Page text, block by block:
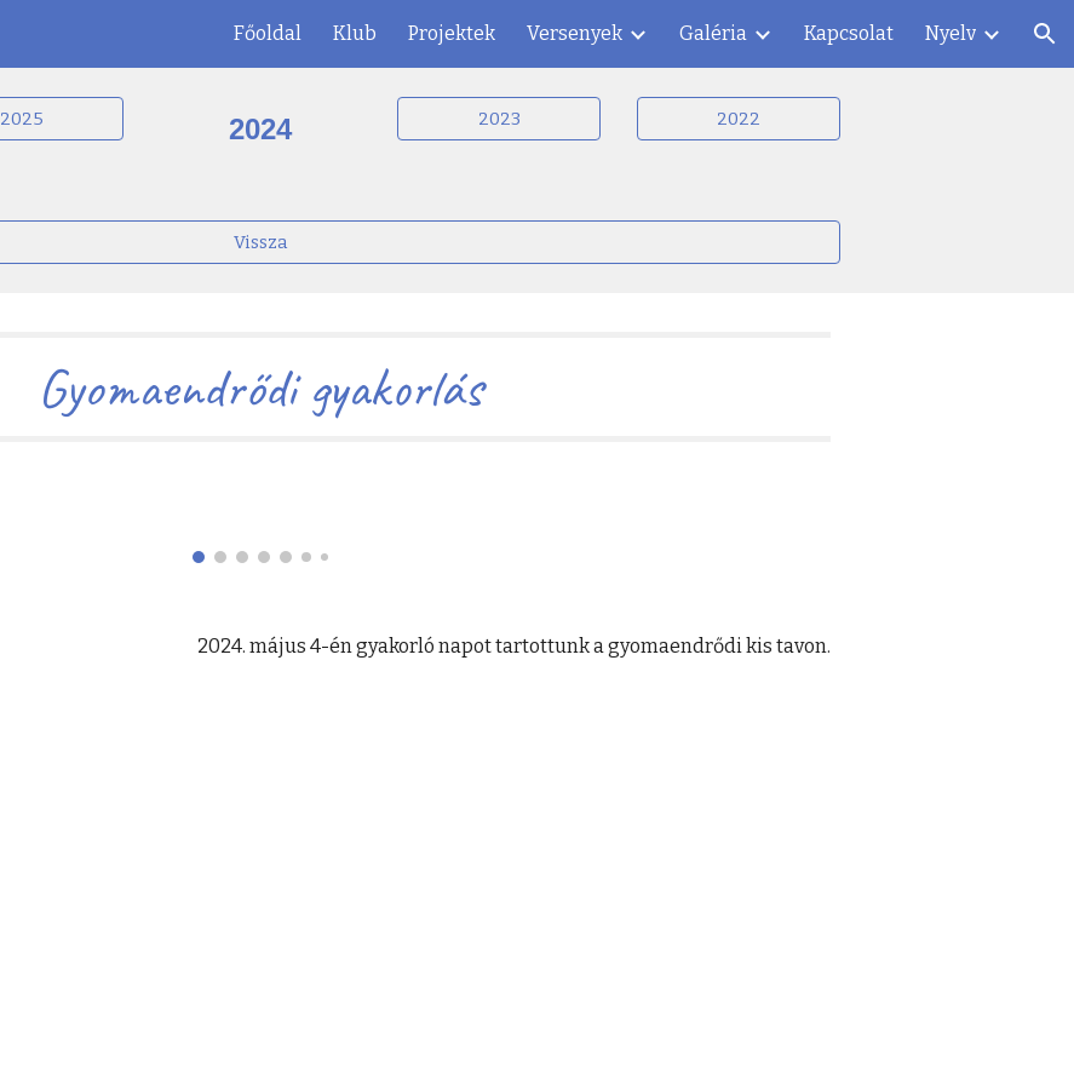
Skip to navigation
Főoldal Klub Projektek Versenyek Galéria Kapcsolat Nyelv
2025 2024 2023 2022
Vissza
Gyomaendrődi gyakorlás
2024. május 4-én gyakorló napot tartottunk a gyomaendrődi kis tavon.